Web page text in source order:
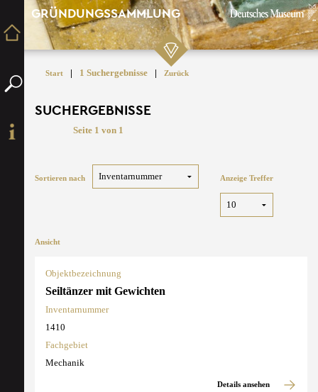
GRÜNDUNGSSAMMLUNG
Start | 1 Suchergebnisse | Zurück
SUCHERGEBNISSE
Seite 1 von 1
Sortieren nach Anzeige Treffer
Ansicht
Objektbezeichnung
Seiltänzer mit Gewichten
Inventarnummer
1410
Fachgebiet
Mechanik
Details ansehen